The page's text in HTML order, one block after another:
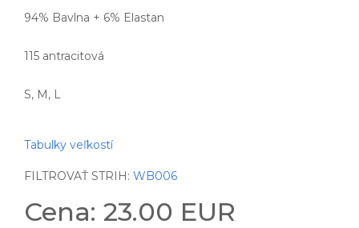
94% Bavlna + 6% Elastan
115 antracitová
S, M, L
Tabulky veľkostí
FILTROVAŤ STRIH: WB006
Cena: 23.00 EUR